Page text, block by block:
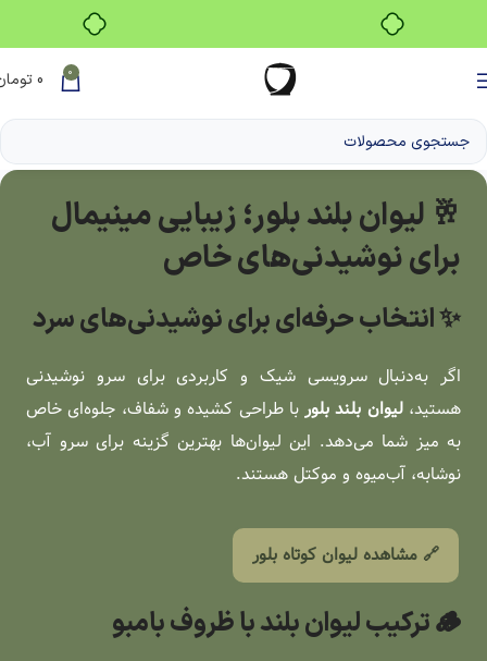
0
0
🥂 لیوان بلند بلور؛ زیبایی مینیمال
برای نوشیدنی‌های خاص
✨ انتخاب حرفه‌ای برای نوشیدنی‌های سرد
اگر به‌دنبال سرویسی شیک و کاربردی برای سرو نوشیدنی
هستید،لیوان بلند بلوربا طراحی کشیده و شفاف، جلوه‌ای خاص
به میز شما می‌دهد. این لیوان‌ها بهترین گزینه برای سرو آب،
نوشابه، آب‌میوه و موکتل هستند.
🔗 مشاهده لیوان کوتاه بلور
🪵 ترکیب لیوان بلند با ظروف بامبو